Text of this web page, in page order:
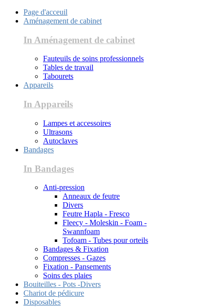
Page d'acceuil
Aménagement de cabinet
In Aménagement de cabinet
Fauteuils de soins professionnels
Tables de travail
Tabourets
Appareils
In Appareils
Lampes et accessoires
Ultrasons
Autoclaves
Bandages
In Bandages
Anti-pression
Anneaux de feutre
Divers
Feutre Hapla - Fresco
Fleecy - Moleskin - Foam -
Swannfoam
Tofoam - Tubes pour orteils
Bandages & Fixation
Compresses - Gazes
Fixation - Pansements
Soins des plaies
Bouiteilles - Pots -Divers
Chariot de pédicure
Disposables